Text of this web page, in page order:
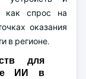
как спрос на
оказания
в регионе.
для
ИИ в